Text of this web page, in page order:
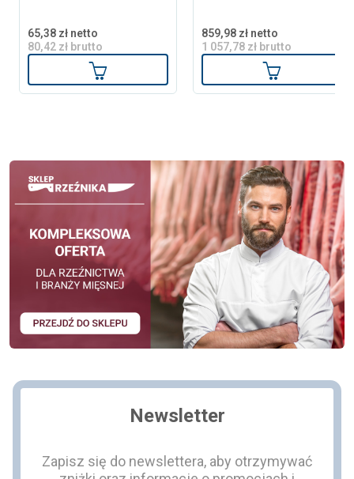
65,38 zł netto
80,42 zł brutto
Dodaj do koszyka
859,98 zł netto
1 057,78 zł brutto
Dodaj do
Newsletter
Zapisz się do newslettera, aby otrzymywać